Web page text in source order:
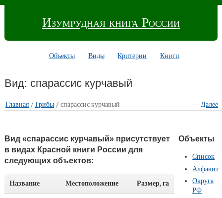
Изумрудная книга России
Объекты Виды Критерии Книги
Вид: спарассис курчавый
Главная/ —Далее
Грибы/ спарассис курчавый
Вид «спарассис курчавый» присутствует
в видах Красной книги России для
следующих объектов:
Название Местоположение Размер, га
Объекты
Список
Алфавит
Округа
РФ